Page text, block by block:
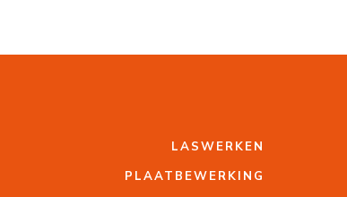
LASWERKEN
PLAATBEWERKING